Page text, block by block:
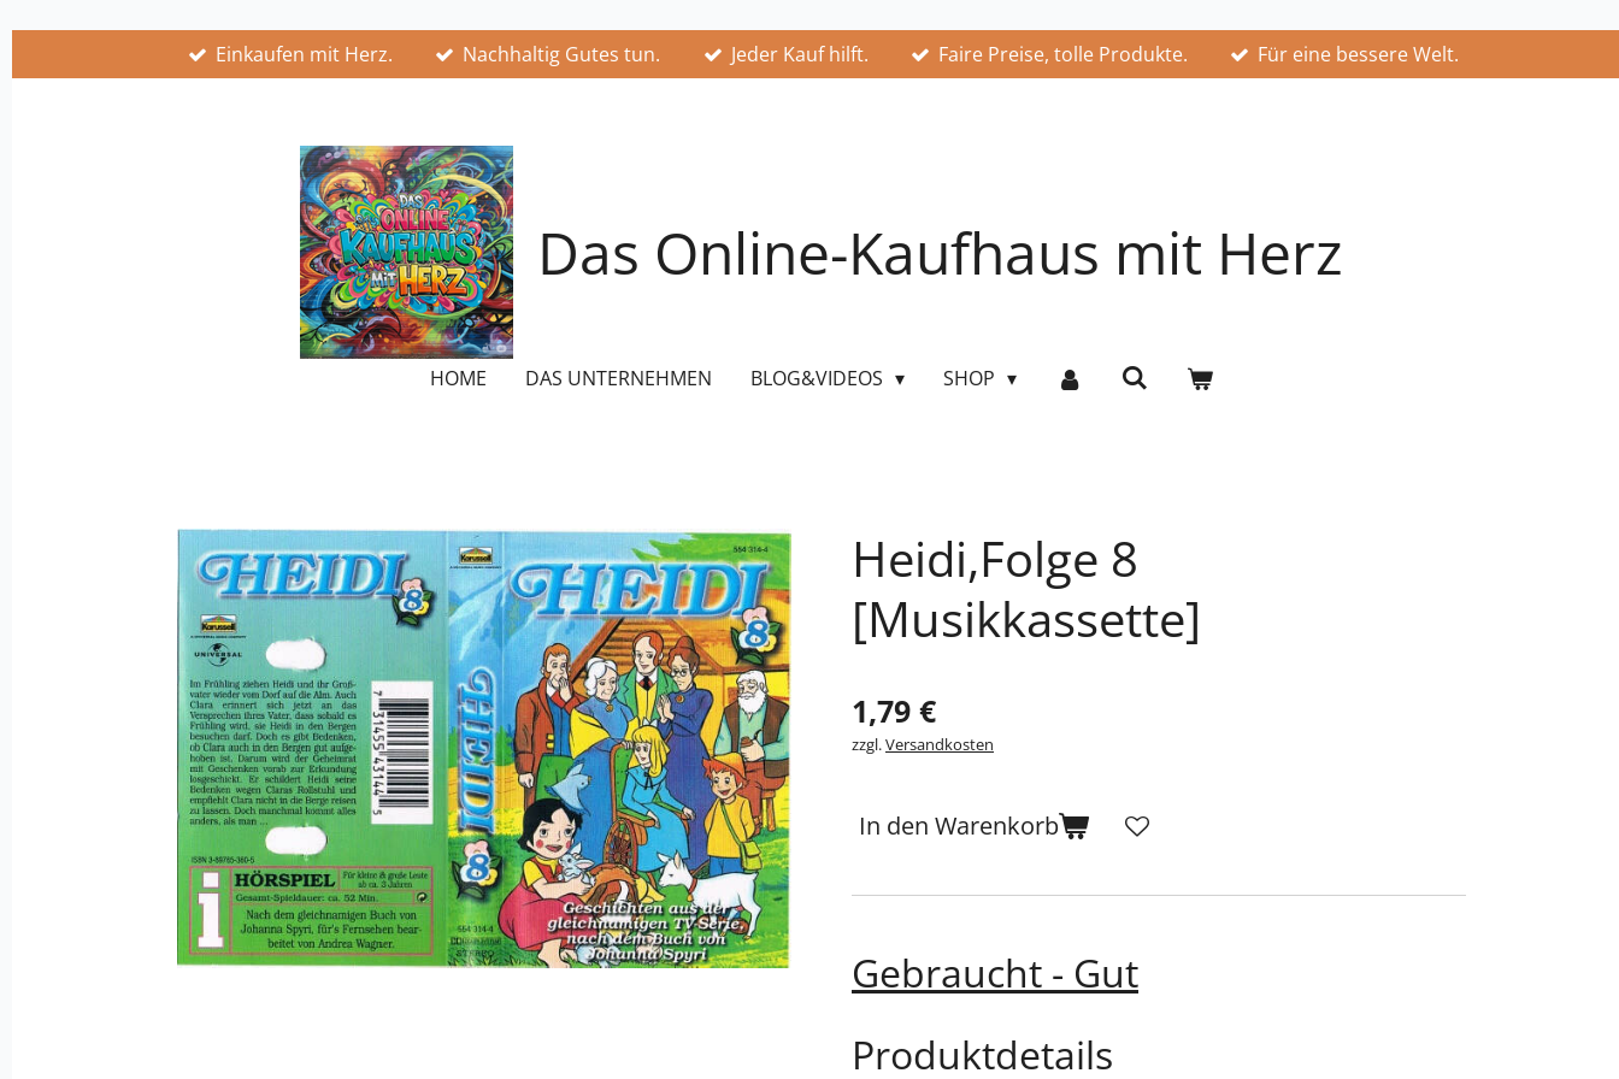
springen
Einkaufen mit Herz. Nachhaltig Gutes tun. Jeder Kauf hilft. Faire Preise, tolle Produkte. Für eine bessere Welt.
Das Online-Kaufhaus mit Herz
HOME DAS UNTERNEHMEN BLOG&VIDEOS SHOP
Heidi,Folge 8
[Musikkassette]
1,79 €
zzgl.Versandkosten
In den Warenkorb
Gebraucht - Gut
Produktdetails